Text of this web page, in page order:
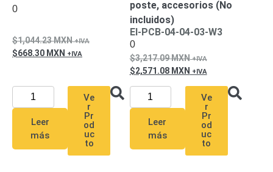
0
1,044.23MXN
668.30 MXN
Leer
más
Ve
r
Pr
od
uc
to
poste, accesorios (No
incluidos)
EI-PCB-04-04-03-W3
0
3,217.09MXN
2,571.08 MXN
Leer
más
Ve
r
Pr
od
uc
to